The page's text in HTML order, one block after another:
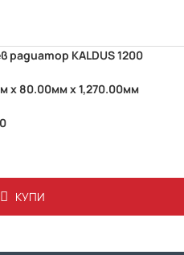
радиатор KALDUS 1200
x 80.00мм x 1,270.00мм
КУПИ